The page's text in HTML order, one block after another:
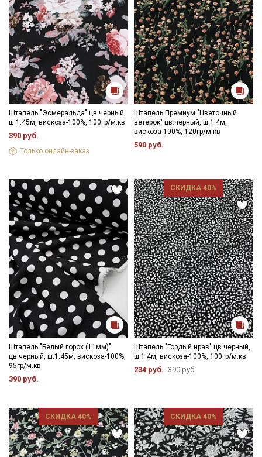
Штапель "Эсмеральда" цв.черный,
ш.1.45м, вискоза-100%, 100гр/м.кв
390 руб.
Только онлайн-заказ
Штапель Премиум "Цветочный
ветерок" цв.черный, ш.1.4м,
вискоза-100%, 120гр/м.кв
590 руб.
Штапель "Белый горох (11мм)"
цв.черный, ш.1.45м, вискоза-100%,
95гр/м.кв
390 руб.
СКИДКА 40%
Штапель "Гордый нрав" цв.черный,
ш.1.4м, вискоза-100%, 100гр/м.кв
234 руб. 390 руб.
СКИДКА 40% СКИДКА 40%